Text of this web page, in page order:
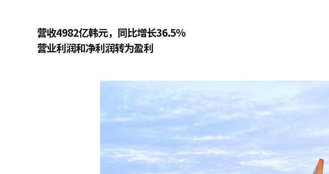
营收4982亿韩元，同比增长36.5%
营业利润和净利润转为盈利